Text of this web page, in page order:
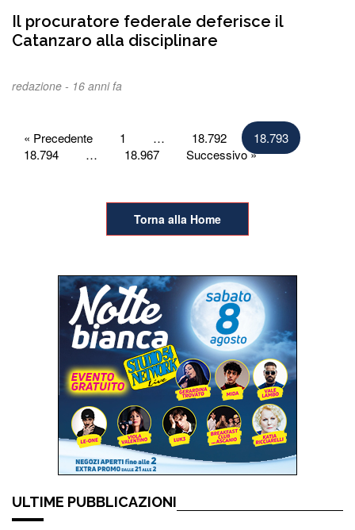
Il procuratore federale deferisce il
Catanzaro alla disciplinare
redazione - 16 anni fa
Paginazione
degli
« Precedente 1 … 18.792
18.793
18.794
… 18.967 Successivo »
Torna alla Home
ULTIME PUBBLICAZIONI